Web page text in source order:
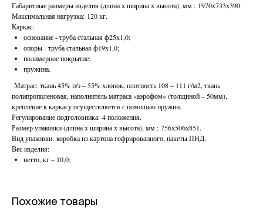
Габаритные размеры изделия (длина х ширина х высота), мм : 1970х733х390.
Максимальная нагрузка: 120 кг.
Каркас:
основание - труба стальная ф25х1,0;
опоры - труба стальная ф19х1,0;
полимерное покрытие;
пружина.
Матрас: ткань 45% п/э – 55% хлопок, плотность 108 – 111 г/м2, ткань
полипропиленовая, наполнитель матраса «аэрофом» (толщиной – 50мм),
крепление к каркасу осуществляется с помощью пружин.
Регулирование подголовника: 4 положения.
Размер упаковки (длина х ширина х высота), мм : 756х506х851.
Вид упаковки: коробка из картона гофрированного, пакеты ПНД.
Вес изделия:
нетто, кг – 10,0;
Похожие товары